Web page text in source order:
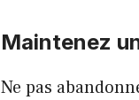
Maintenez
Ne pas